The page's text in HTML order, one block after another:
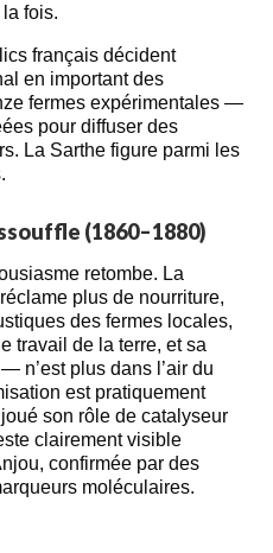
fois.
français décident
en important des
fermes expérimentales —
pour diffuser des
La Sarthe figure parmi les
(1860–1880)
retombe. La
plus de nourriture,
des fermes locales,
travail de la terre, et sa
n’est plus dans l’air du
est pratiquement
son rôle de catalyseur
clairement visible
confirmée par des
moléculaires.